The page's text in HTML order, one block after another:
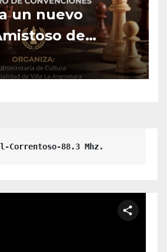
un nuevo
de
Correntoso-88.3 Mhz.